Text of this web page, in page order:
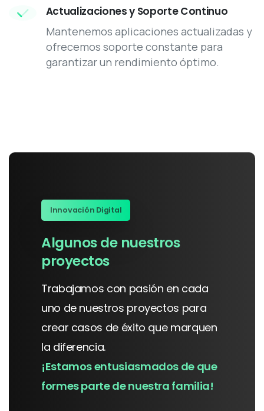
Actualizaciones y Soporte Continuo
Mantenemos aplicaciones actualizadas y
ofrecemos soporte constante para
garantizar un rendimiento óptimo.
Innovación Digital
Algunosde nuestros
proyectos
Trabajamos con pasión en cada
uno de nuestros proyectos para
crear casos de éxito que marquen
la diferencia.
¡Estamosentusiasmados de que
formespartedenuestra familia!